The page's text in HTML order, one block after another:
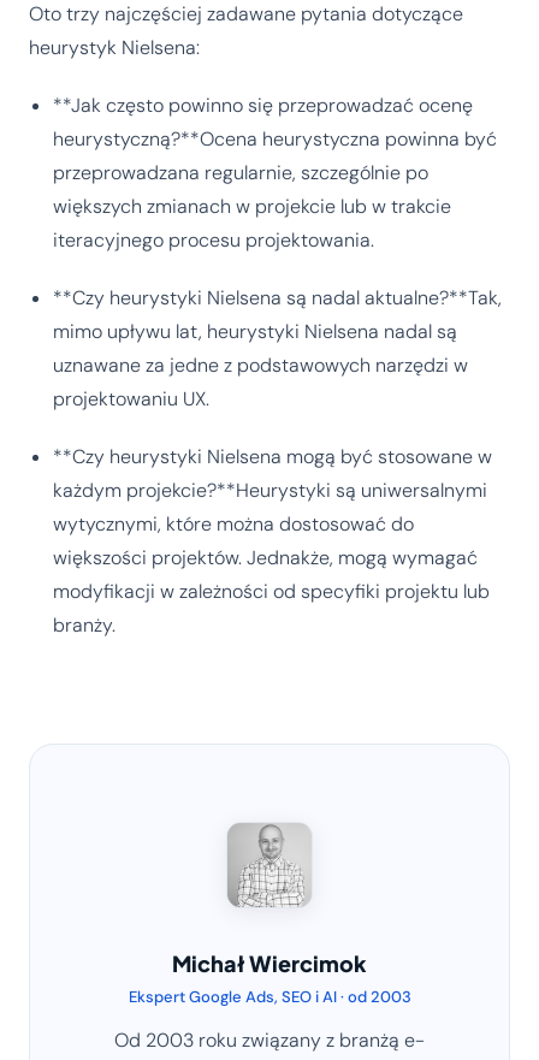
Oto trzy najczęściej zadawane pytania dotyczące
heurystyk Nielsena:
**Jak często powinno się przeprowadzać ocenę
heurystyczną?**Ocena heurystyczna powinna być
przeprowadzana regularnie, szczególnie po
większych zmianach w projekcie lub w trakcie
iteracyjnego procesu projektowania.
**Czy heurystyki Nielsena są nadal aktualne?**Tak,
mimo upływu lat, heurystyki Nielsena nadal są
uznawane za jedne z podstawowych narzędzi w
projektowaniu UX.
**Czy heurystyki Nielsena mogą być stosowane w
każdym projekcie?**Heurystyki są uniwersalnymi
wytycznymi, które można dostosować do
większości projektów. Jednakże, mogą wymagać
modyfikacji w zależności od specyfiki projektu lub
branży.
Michał Wiercimok
Ekspert Google Ads, SEO i AI · od 2003
Od 2003 roku związany z branżą e-